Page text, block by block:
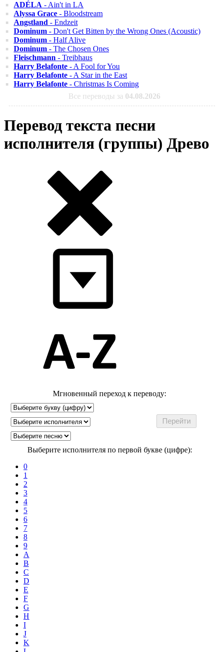
ADÉLA - Ain't in LA
Alyssa Grace - Bloodstream
Angstland - Endzeit
Dominum - Don't Get Bitten by the Wrong Ones (Acoustic)
Dominum - Half Alive
Dominum - The Chosen Ones
Fleischmann - Treibhaus
Harry Belafonte - A Fool for You
Harry Belafonte - A Star in the East
Harry Belafonte - Christmas Is Coming
Все переводы за 04.08.2026
Перевод текста песни
исполнителя (группы) Древо
Мгновенный переход к переводу:
Выберите исполнителя по первой букве (цифре):
0
1
2
3
4
5
6
7
8
9
A
B
C
D
E
F
G
H
I
J
K